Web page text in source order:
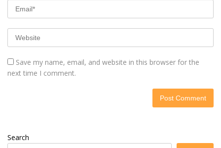
Save my name, email, and website in this browser for the
next time I comment.
Search